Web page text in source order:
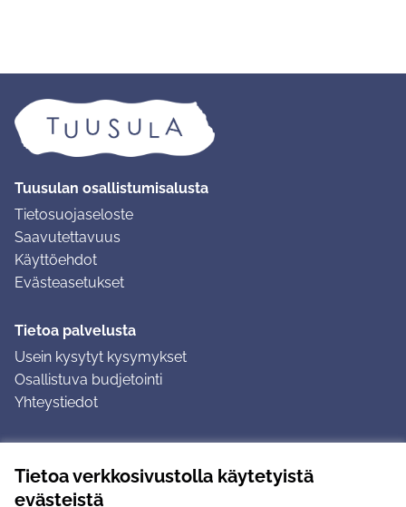
Tietoa verkkosivustolla käytetyistä
evästeistä
Tuusulan osallistumisalusta
Tietosuojaseloste
Saavutettavuus
Käyttöehdot
Evästeasetukset
Tietoa palvelusta
Usein kysytyt kysymykset
Osallistuva budjetointi
Yhteystiedot
Ohjeet kirjautumiseen